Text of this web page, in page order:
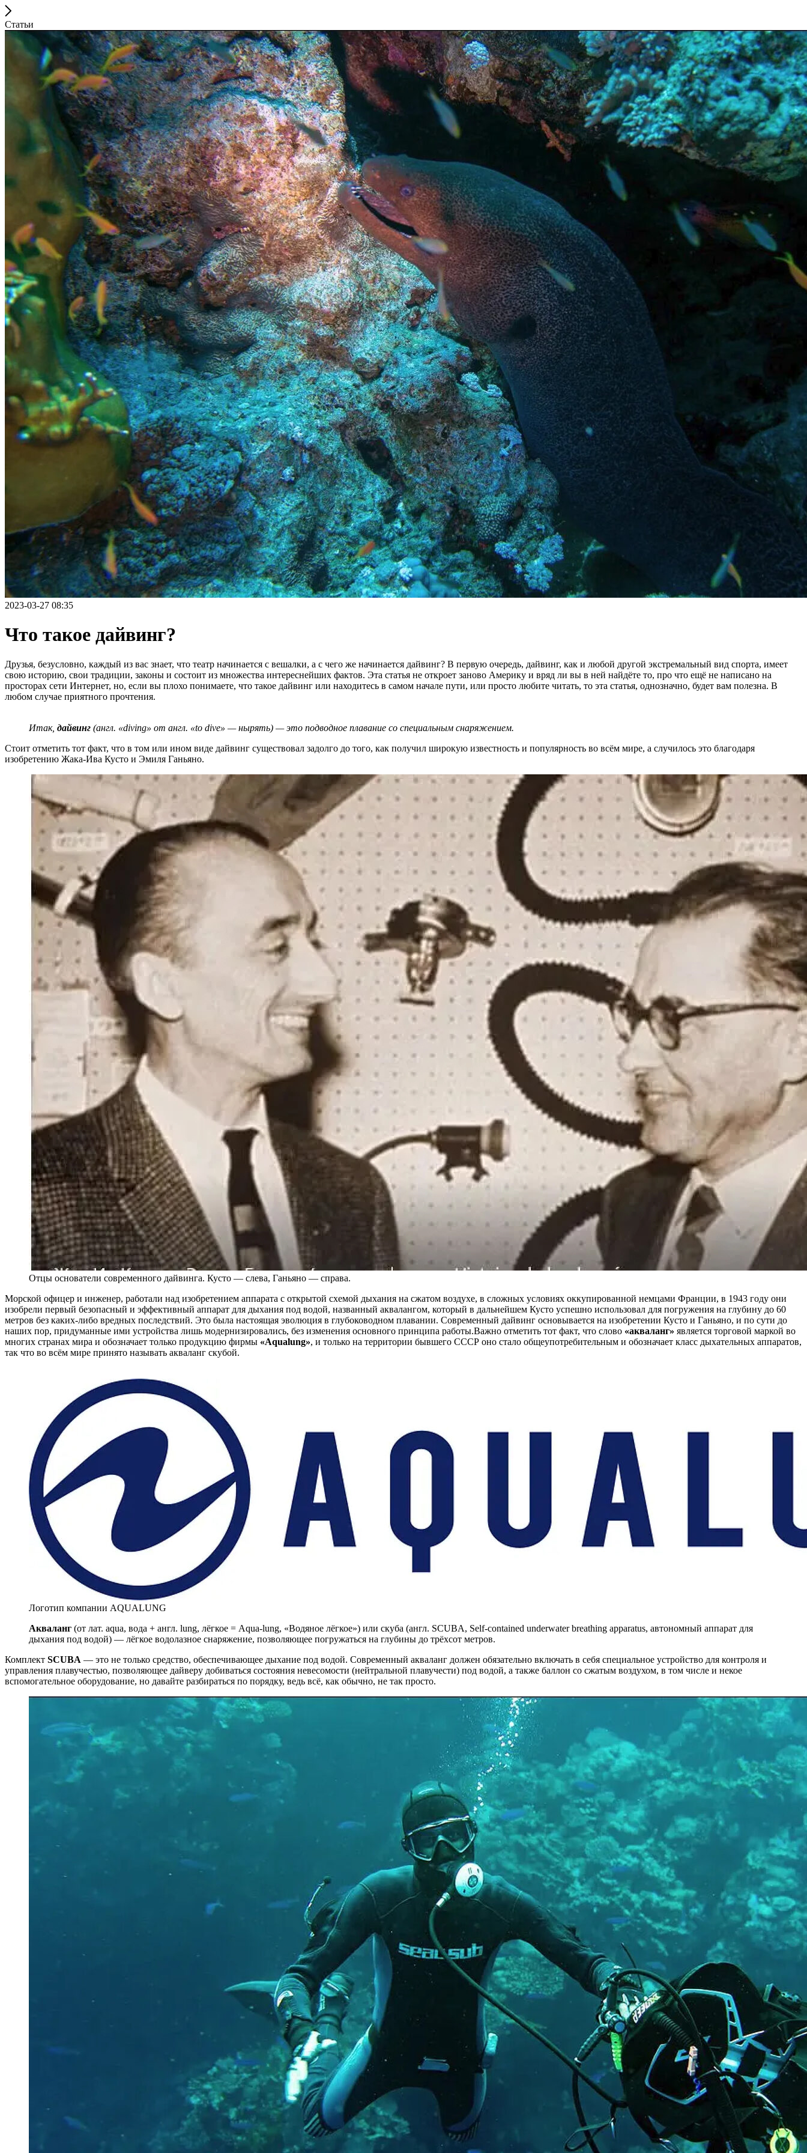
Статьи
2023-03-27 08:35
Что такое дайвинг?
Друзья, безусловно, каждый из вас знает, что театр начинается с вешалки, а с чего же начинается дайвинг? В первую очередь, дайвинг, как и любой другой экстремальный вид спорта, имеет
свою историю, свои традиции, законы и состоит из множества интереснейших фактов. Эта статья не откроет заново Америку и вряд ли вы в ней найдёте то, про что ещё не написано на
просторах сети Интернет, но, если вы плохо понимаете, что такое дайвинг или находитесь в самом начале пути, или просто любите читать, то эта статья, однозначно, будет вам полезна. В
любом случае приятного прочтения.
Итак, дайвинг (англ. «diving» от англ. «to dive» — нырять) — это подводное плавание со специальным снаряжением.
Стоит отметить тот факт, что в том или ином виде дайвинг существовал задолго до того, как получил широкую известность и популярность во всём мире, а случилось это благодаря
изобретению Жака-Ива Кусто и Эмиля Ганьяно.
Отцы основатели современного дайвинга. Кусто — слева, Ганьяно — справа.
Морской офицер и инженер, работали над изобретением аппарата с открытой схемой дыхания на сжатом воздухе, в сложных условиях оккупированной немцами Франции, в 1943 году они
изобрели первый безопасный и эффективный аппарат для дыхания под водой, названный аквалангом, который в дальнейшем Кусто успешно использовал для погружения на глубину до 60
метров без каких-либо вредных последствий. Это была настоящая эволюция в глубоководном плавании. Современный дайвинг основывается на изобретении Кусто и Ганьяно, и по сути до
наших пор, придуманные ими устройства лишь модернизировались, без изменения основного принципа работы.Важно отметить тот факт, что слово «акваланг» является торговой маркой во
многих странах мира и обозначает только продукцию фирмы «Aqualung», и только на территории бывшего СССР оно стало общеупотребительным и обозначает класс дыхательных аппаратов,
так что во всём мире принято называть акваланг скубой.
Логотип компании AQUALUNG
Акваланг (от лат. aqua, вода + англ. lung, лёгкое = Aqua-lung, «Водяное лёгкое») или скуба (англ. SCUBA, Self-contained underwater breathing apparatus, автономный аппарат для
дыхания под водой) — лёгкое водолазное снаряжение, позволяющее погружаться на глубины до трёхсот метров.
Комплект SCUBA — это не только средство, обеспечивающее дыхание под водой. Современный акваланг должен обязательно включать в себя специальное устройство для контроля и
управления плавучестью, позволяющее дайверу добиваться состояния невесомости (нейтральной плавучести) под водой, а также баллон со сжатым воздухом, в том числе и некое
вспомогательное оборудование, но давайте разбираться по порядку, ведь всё, как обычно, не так просто.